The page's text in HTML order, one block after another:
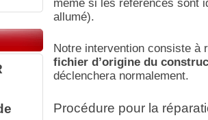
même si les références sont
allumé).
Notre intervention consiste à r
fichier d’origine du
déclenchera normalement.
Procédure pour la